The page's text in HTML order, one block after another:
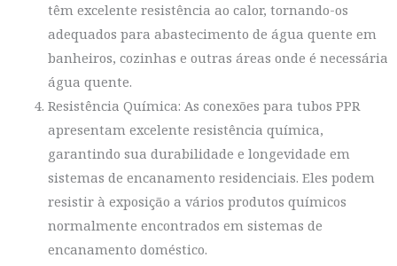
têm excelente resistência ao calor, tornando-os
adequados para abastecimento de água quente em
banheiros, cozinhas e outras áreas onde é necessária
água quente.
Resistência Química: As conexões para tubos PPR
apresentam excelente resistência química,
garantindo sua durabilidade e longevidade em
sistemas de encanamento residenciais. Eles podem
resistir à exposição a vários produtos químicos
normalmente encontrados em sistemas de
encanamento doméstico.